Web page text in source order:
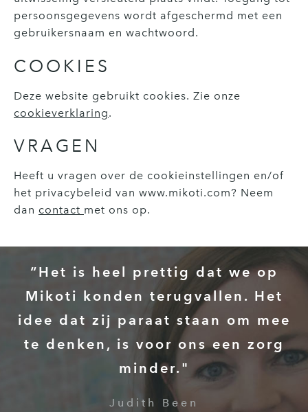
persoonsgegevens wordt afgeschermd met een
gebruikersnaam en wachtwoord.
COOKIES
Deze website gebruikt cookies. Zie onze
cookieverklaring.
VRAGEN
Heeft u vragen over de cookieinstellingen en/of
het privacybeleid van www.mikoti.com? Neem
dan contact met ons op.
“Het is heel prettig dat we op
Mikoti konden terugvallen. Het
idee dat zij paraat staan om mee
te denken, is voor ons een zorg
minder."
Judith Been